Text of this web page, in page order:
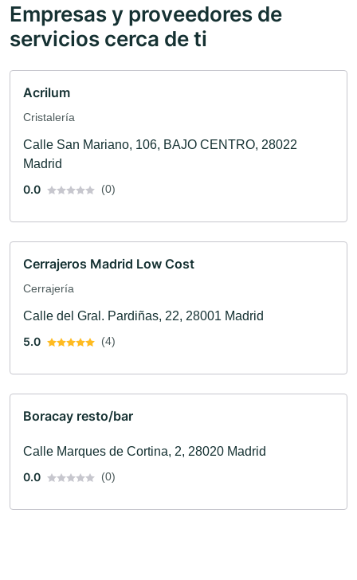
Empresas y proveedores de
servicios cerca de ti
Acrilum
Cristalería
Calle San Mariano, 106, BAJO CENTRO, 28022
Madrid
0.0
(0)
Cerrajeros Madrid Low Cost
Cerrajería
Calle del Gral. Pardiñas, 22, 28001 Madrid
5.0
(4)
Boracay resto/bar
Calle Marques de Cortina, 2, 28020 Madrid
0.0
(0)